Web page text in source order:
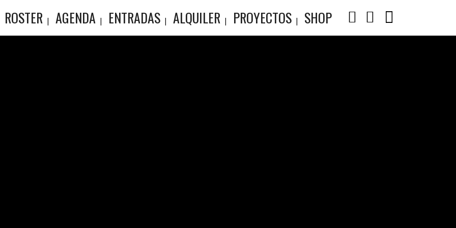
ROSTER AGENDA ENTRADAS ALQUILER PROYECTOS SHOP